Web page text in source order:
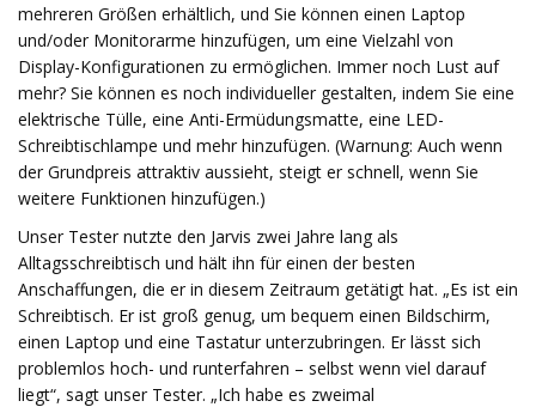
mehreren Größen erhältlich, und Sie können einen Laptop
und/oder Monitorarme hinzufügen, um eine Vielzahl von
Display-Konfigurationen zu ermöglichen. Immer noch Lust auf
mehr? Sie können es noch individueller gestalten, indem Sie eine
elektrische Tülle, eine Anti-Ermüdungsmatte, eine LED-
Schreibtischlampe und mehr hinzufügen. (Warnung: Auch wenn
der Grundpreis attraktiv aussieht, steigt er schnell, wenn Sie
weitere Funktionen hinzufügen.)
Unser Tester nutzte den Jarvis zwei Jahre lang als
Alltagsschreibtisch und hält ihn für einen der besten
Anschaffungen, die er in diesem Zeitraum getätigt hat. „Es ist ein
Schreibtisch. Er ist groß genug, um bequem einen Bildschirm,
einen Laptop und eine Tastatur unterzubringen. Er lässt sich
problemlos hoch- und runterfahren – selbst wenn viel darauf
liegt“, sagt unser Tester. „Ich habe es zweimal